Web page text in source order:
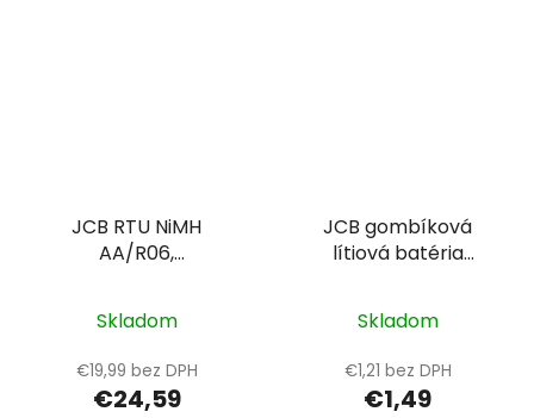
JCB RTU NiMH
AA/R06,
ks
Skladom
€19,99 bez DPH
€24,59
JCB gombíková
lítiová batéria
Skladom
€1,21 bez DPH
€1,49